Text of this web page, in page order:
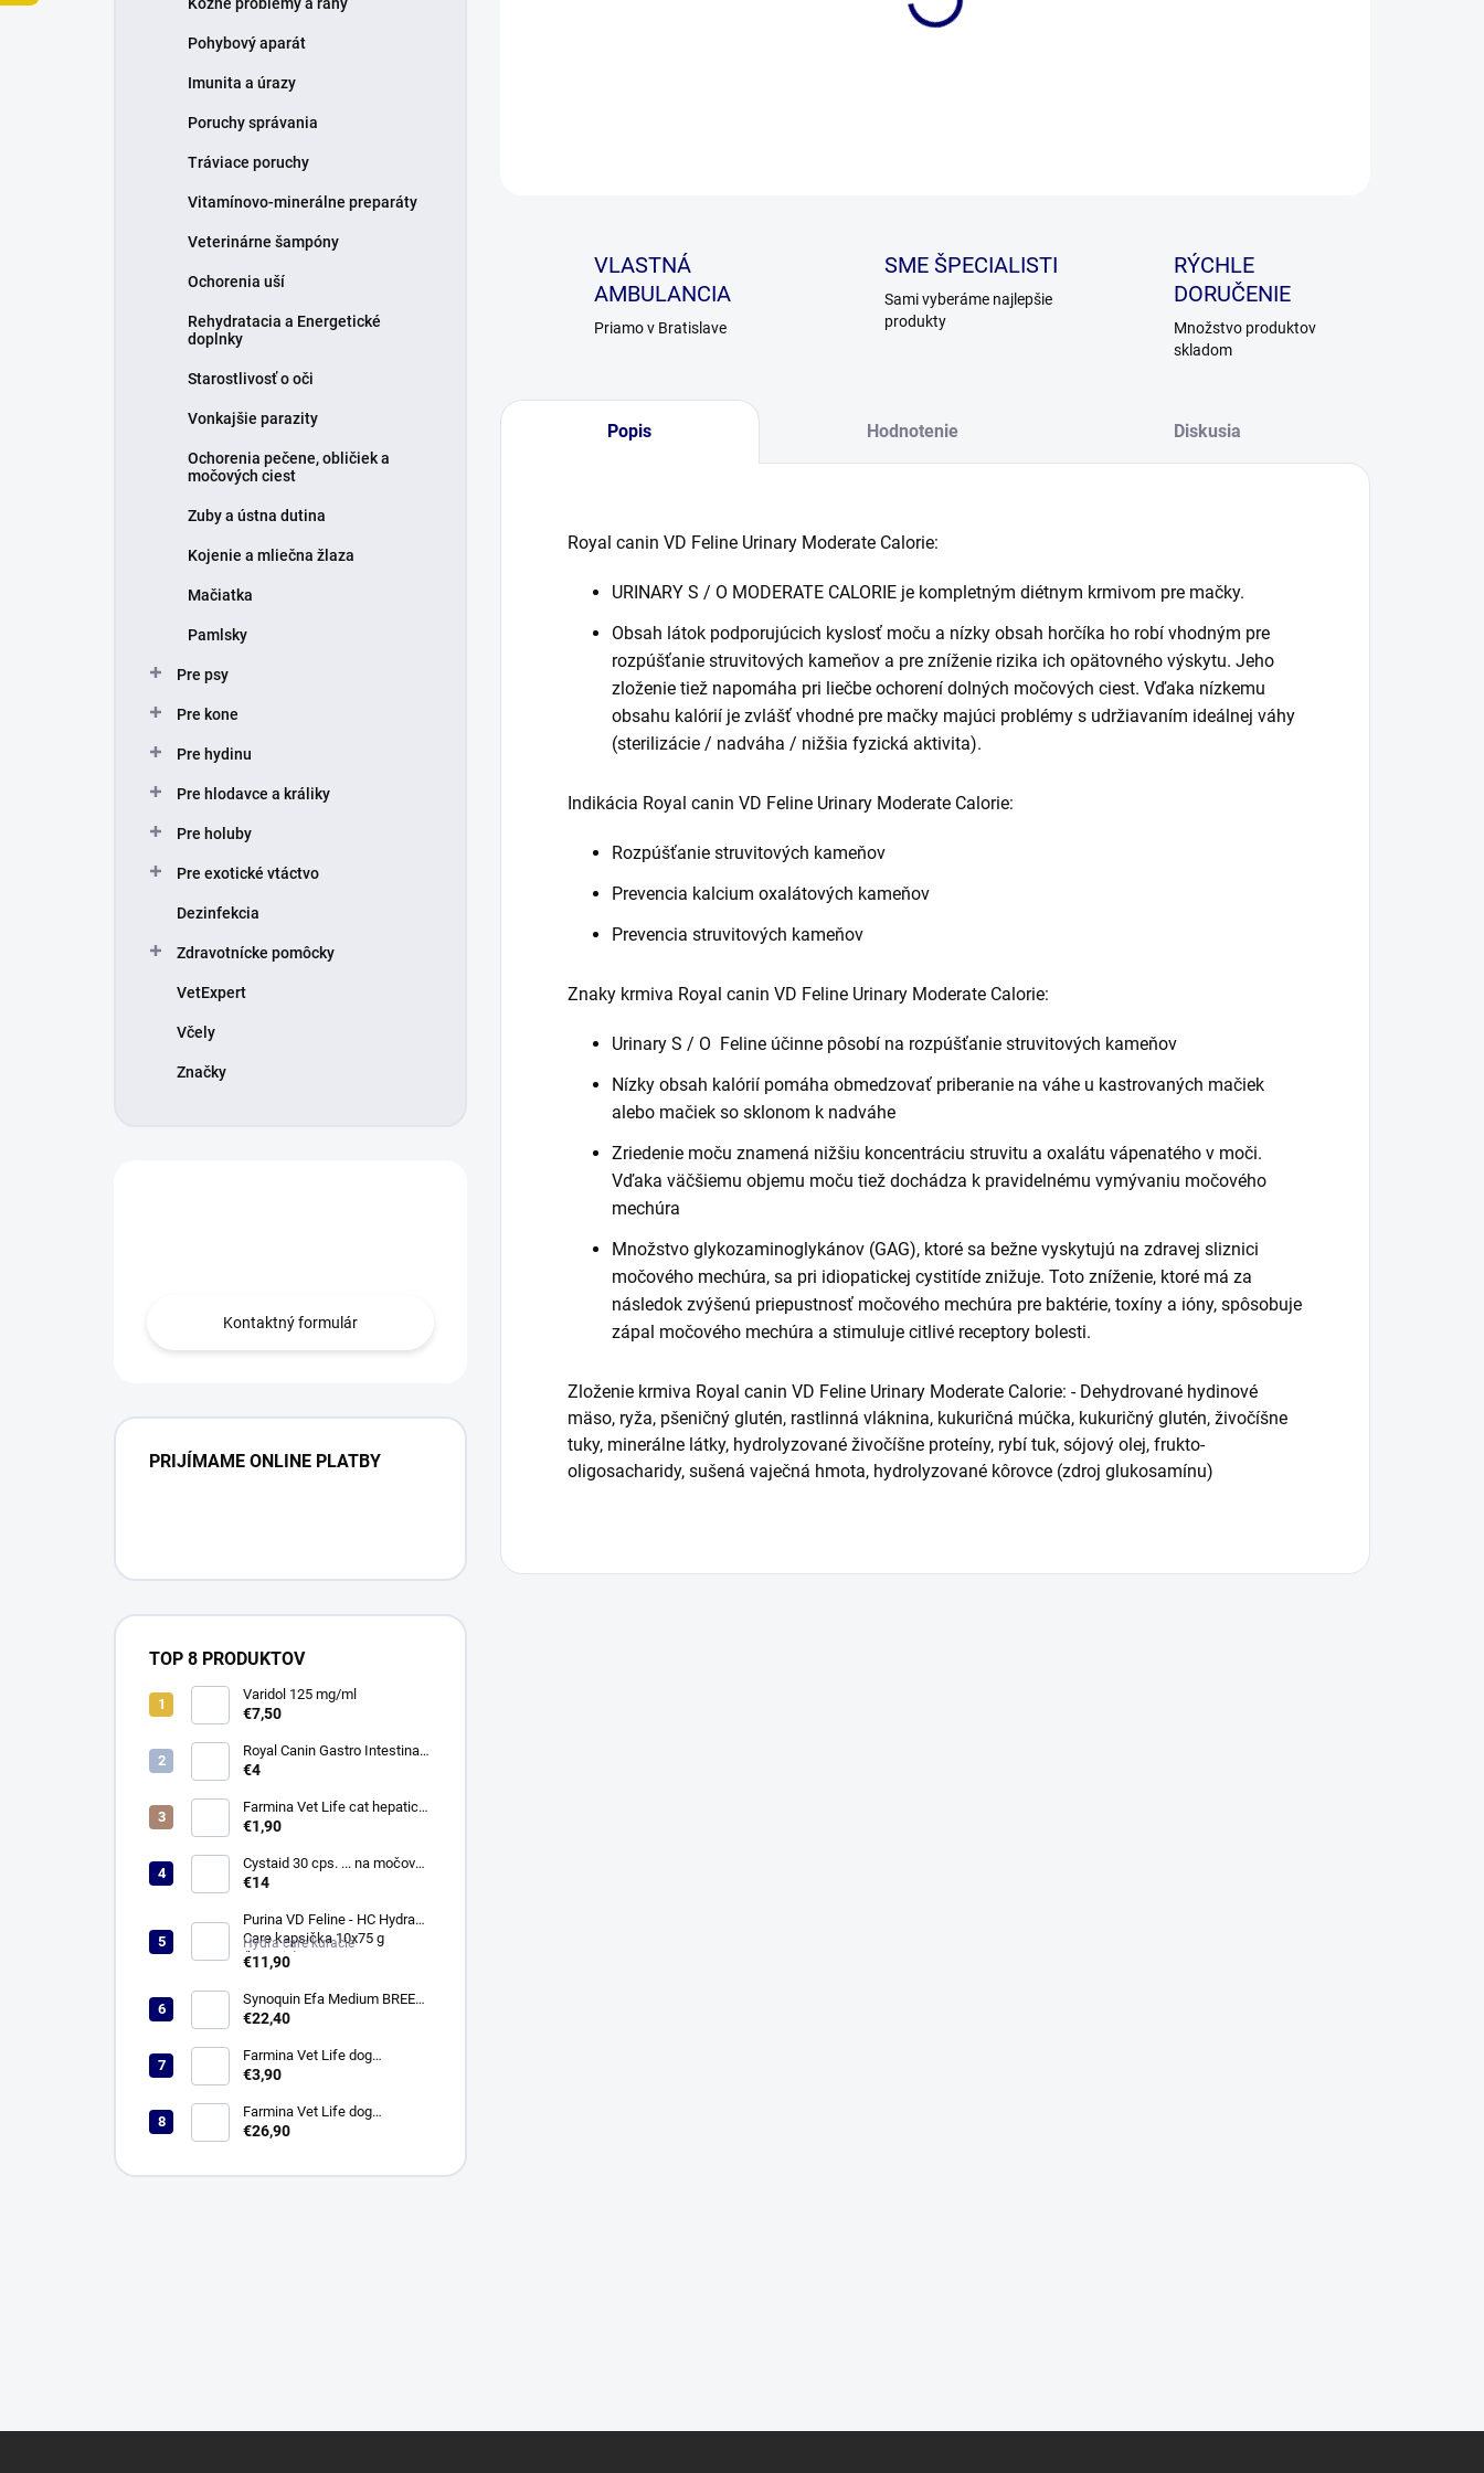
Pohybový aparát
Imunita a úrazy
Poruchy správania
Tráviace poruchy
Vitamínovo-minerálne preparáty
Veterinárne šampóny
Ochorenia uší
Rehydratacia a Energetické
doplnky
Starostlivosť o oči
Vonkajšie parazity
Ochorenia pečene, obličiek a
močových ciest
Zuby a ústna dutina
Kojenie a mliečna žlaza
Mačiatka
Pamlsky
Pre psy
Pre kone
Pre hydinu
Pre hlodavce a králiky
Pre holuby
Pre exotické vtáctvo
Dezinfekcia
Zdravotnícke pomôcky
VetExpert
Včely
Značky
Kontaktný formulár
PRIJÍMAME ONLINE PLATBY
TOP 8 PRODUKTOV
Varidol 125 mg/ml
€7,50
Royal Canin Gastro Intestinal
Low Fat Konz. 410g
€4
Farmina Vet Life cat hepatic
konzerva 85 g
€1,90
Cystaid 30 cps. ... na močové
cesty
€14
Purina VD Feline - HC Hydra
Care kapsička 10x75 g
(kuracie)
Hydra care kuracie
€11,90
Synoquin Efa Medium BREED
(od 10 do 25 kg) tbl. 30 x 1,5 g
€22,40
Farmina Vet Life dog
Hypoallergenic fish & potato
€3,90
Farmina Vet Life dog
Hypoallergenic fish & potato 2
€26,90
VLASTNÁ
AMBULANCIA
Priamo v Bratislave
SME ŠPECIALISTI
Sami vyberáme najlepšie
produkty
RÝCHLE
DORUČENIE
Množstvo produktov
skladom
Popis Hodnotenie Diskusia
Royal canin VD Feline Urinary Moderate Calorie:
URINARY S / O MODERATE CALORIE je kompletným diétnym krmivom pre mačky.
Obsah látok podporujúcich kyslosť moču a nízky obsah horčíka ho robí vhodným pre
rozpúšťanie struvitových kameňov a pre zníženie rizika ich opätovného výskytu. Jeho
zloženie tiež napomáha pri liečbe ochorení dolných močových ciest. Vďaka nízkemu
obsahu kalórií je zvlášť vhodné pre mačky majúci problémy s udržiavaním ideálnej váhy
(sterilizácie / nadváha / nižšia fyzická aktivita).
Indikácia Royal canin VD Feline Urinary Moderate Calorie:
Rozpúšťanie struvitových kameňov
Prevencia kalcium oxalátových kameňov
Prevencia struvitových kameňov
Znaky krmiva Royal canin VD Feline Urinary Moderate Calorie:
Urinary S / O Feline účinne pôsobí na rozpúšťanie struvitových kameňov
Nízky obsah kalórií pomáha obmedzovať priberanie na váhe u kastrovaných mačiek
alebo mačiek so sklonom k ​​nadváhe
Zriedenie moču znamená nižšiu koncentráciu struvitu a oxalátu vápenatého v moči.
Vďaka väčšiemu objemu moču tiež dochádza k pravidelnému vymývaniu močového
mechúra
Množstvo glykozaminoglykánov (GAG), ktoré sa bežne vyskytujú na zdravej sliznici
močového mechúra, sa pri idiopatickej cystitíde znižuje. Toto zníženie, ktoré má za
následok zvýšenú priepustnosť močového mechúra pre baktérie, toxíny a ióny, spôsobuje
zápal močového mechúra a stimuluje citlivé receptory bolesti.
Zloženie krmiva Royal canin VD Feline Urinary Moderate Calorie: - Dehydrované hydinové
mäso, ryža, pšeničný glutén, rastlinná vláknina, kukuričná múčka, kukuričný glutén, živočíšne
tuky, minerálne látky, hydrolyzované živočíšne proteíny, rybí tuk, sójový olej, frukto-
oligosacharidy, sušená vaječná hmota, hydrolyzované kôrovce (zdroj glukosamínu)